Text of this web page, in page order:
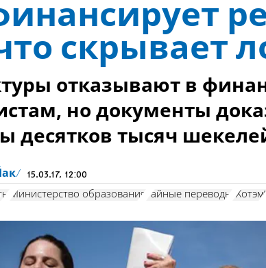
скрывает
отказывают в
но документы
десятков тысяч
15.03.17, 12:00
Министерство образования тайные переводы "Хотэм"